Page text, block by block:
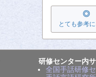
◎
とても参考
研修センター内
全国手話研修